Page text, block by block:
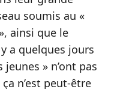
soumis au «
», ainsi que le
a quelques jours
jeunes » n’ont pas
n’est peut-être